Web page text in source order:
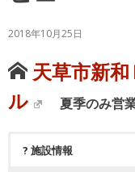
2018年10月25日
天草市新
ル
夏季のみ営
? 施設情報